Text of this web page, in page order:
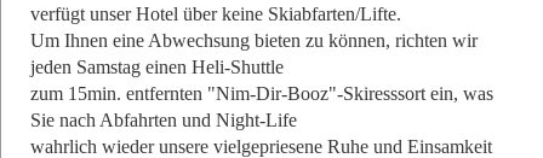
verfügt unser Hotel über keine Skiabfarten/Lifte.
Um Ihnen eine Abwechsung bieten zu können, richten wir
jeden Samstag einen Heli-Shuttle
zum 15min. entfernten "Nim-Dir-Booz"-Skiresssort ein, was
Sie nach Abfahrten und Night-Life
wahrlich wieder unsere vielgepriesene Ruhe und Einsamkeit